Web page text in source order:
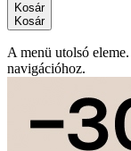
Kosár
Kosár
A menü utolsó
navigációhoz.